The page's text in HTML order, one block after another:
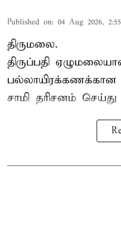
Published on: 04 Aug 2026,
திருமலை.
திருப்பதி
பல்லாயிரக்கணக்கான
சாமி தரிசனம்